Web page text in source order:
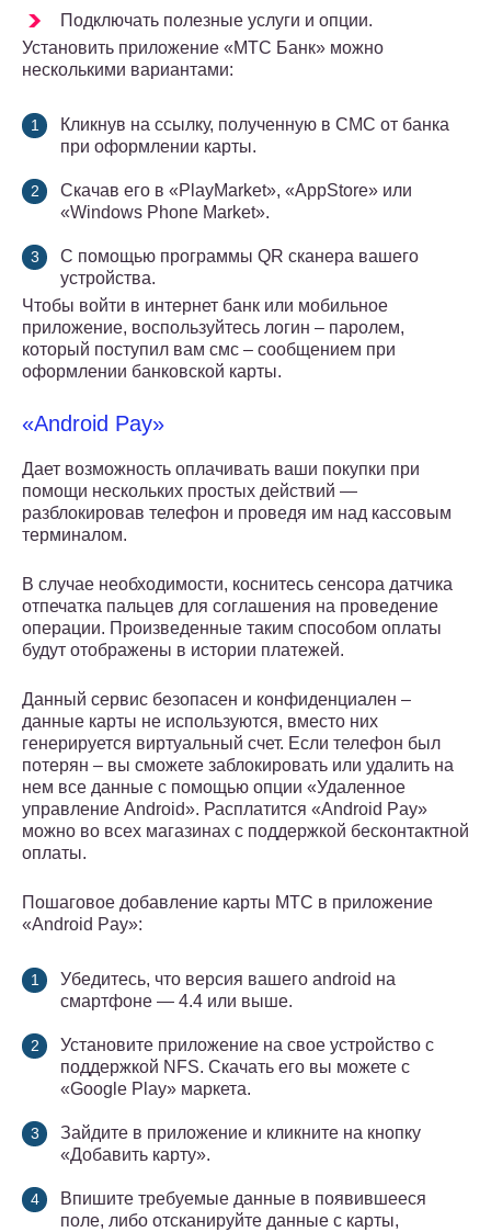
Подключать полезные услуги и опции.
Установить приложение «МТС Банк» можно
несколькими вариантами:
Кликнув на ссылку, полученную в СМС от банка
при оформлении карты.
Скачав его в «PlayMarket», «AppStore» или
«Windows Phone Market».
С помощью программы QR сканера вашего
устройства.
Чтобы войти в интернет банк или мобильное
приложение, воспользуйтесь логин – паролем,
который поступил вам смс – сообщением при
оформлении банковской карты.
«Android Pay»
Дает возможность оплачивать ваши покупки при
помощи нескольких простых действий —
разблокировав телефон и проведя им над кассовым
терминалом.
В случае необходимости, коснитесь сенсора датчика
отпечатка пальцев для соглашения на проведение
операции. Произведенные таким способом оплаты
будут отображены в истории платежей.
Данный сервис безопасен и конфиденциален –
данные карты не используются, вместо них
генерируется виртуальный счет. Если телефон был
потерян – вы сможете заблокировать или удалить на
нем все данные с помощью опции «Удаленное
управление Android». Расплатится «Android Pay»
можно во всех магазинах с поддержкой бесконтактной
оплаты.
Пошаговое добавление карты МТС в приложение
«Android Pay»:
Убедитесь, что версия вашего android на
смартфоне — 4.4 или выше.
Установите приложение на свое устройство с
поддержкой NFS. Скачать его вы можете с
«Google Play» маркета.
Зайдите в приложение и кликните на кнопку
«Добавить карту».
Впишите требуемые данные в появившееся
поле, либо отсканируйте данные с карты,